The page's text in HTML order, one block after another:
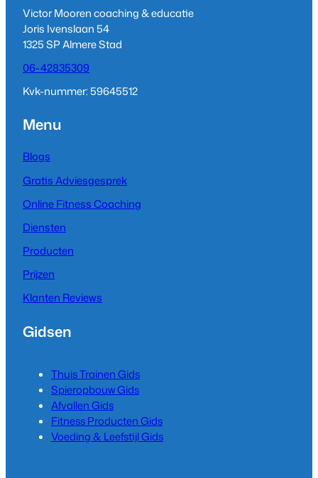
g
r
a
d
I
n
b
e
Victor Mooren coaching & educatie
Joris Ivenslaan 54
1325 SP Almere Stad
06-42835309
Kvk-nummer: 59645512
Menu
Blogs
Gratis Adviesgesprek
Online Fitness Coaching
Diensten
Producten
Prijzen
Klanten Reviews
Gidsen
Thuis Trainen Gids
Spieropbouw Gids
Afvallen Gids
Fitness Producten Gids
Voeding & Leefstijl Gids